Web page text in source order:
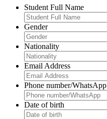
Student Full Name
Gender
Nationality
Email Address
Phone number/WhatsApp
Date of birth